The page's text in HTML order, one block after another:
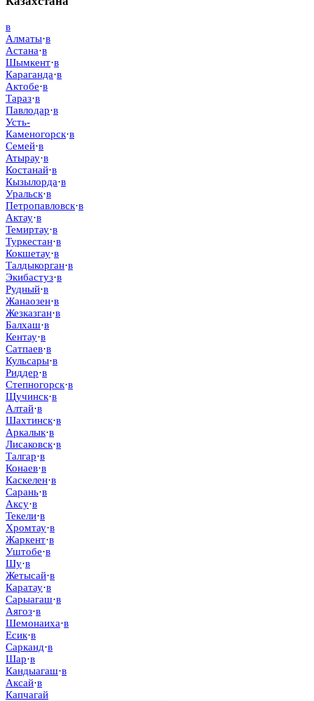
в
Алматы·в
Астана·в
Шымкент·в
Караганда·в
Актобе·в
Тараз·в
Павлодар·в
Усть-
Каменогорск·в
Семей·в
Атырау·в
Костанай·в
Кызылорда·в
Уральск·в
Петропавловск·в
Актау·в
Темиртау·в
Туркестан·в
Кокшетау·в
Талдыкорган·в
Экибастуз·в
Рудный·в
Жанаозен·в
Жезказган·в
Балхаш·в
Кентау·в
Сатпаев·в
Кульсары·в
Риддер·в
Степногорск·в
Щучинск·в
Алтай·в
Шахтинск·в
Аркалык·в
Лисаковск·в
Талгар·в
Конаев·в
Каскелен·в
Сарань·в
Аксу·в
Текели·в
Хромтау·в
Жаркент·в
Уштобе·в
Шу·в
Жетысай·в
Каратау·в
Сарыагаш·в
Аягоз·в
Шемонаиха·в
Есик·в
Сарканд·в
Шар·в
Кандыагаш·в
Аксай·в
Капчагай